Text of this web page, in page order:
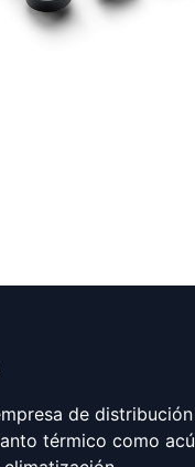
de
térmico como